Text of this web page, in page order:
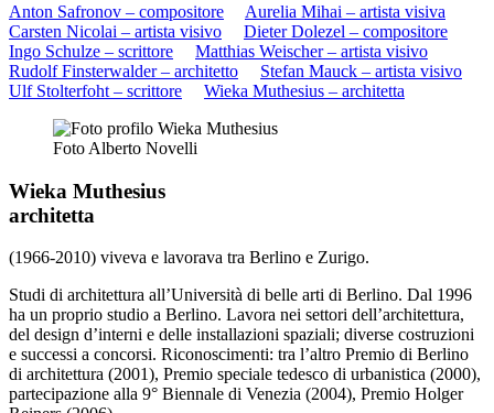
Anton Safronov – compositore
Aurelia Mihai – artista visiva
Carsten Nicolai – artista visivo
Dieter Dolezel – compositore
Ingo Schulze – scrittore
Matthias Weischer – artista visivo
Rudolf Finsterwalder – architetto
Stefan Mauck – artista visivo
Ulf Stolterfoht – scrittore
Wieka Muthesius – architetta
Foto Alberto Novelli
Wieka Muthesius
architetta
(1966-2010) viveva e lavorava tra Berlino e Zurigo.
Studi di architettura all’Università di belle arti di Berlino. Dal 1996
ha un proprio studio a Berlino. Lavora nei settori dell’architettura,
del design d’interni e delle installazioni spaziali; diverse costruzioni
e successi a concorsi. Riconoscimenti: tra l’altro Premio di Berlino
di architettura (2001), Premio speciale tedesco di urbanistica (2000),
partecipazione alla 9° Biennale di Venezia (2004), Premio Holger